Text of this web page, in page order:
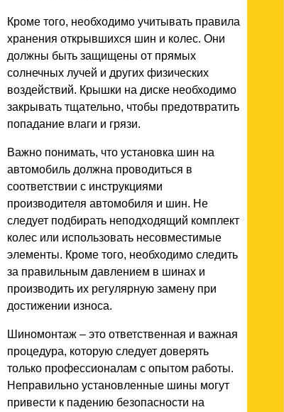
Кроме того, необходимо учитывать правила
хранения открывшихся шин и колес. Они
должны быть защищены от прямых
солнечных лучей и других физических
воздействий. Крышки на диске необходимо
закрывать тщательно, чтобы предотвратить
попадание влаги и грязи.
Важно понимать, что установка шин на
автомобиль должна проводиться в
соответствии с инструкциями
производителя автомобиля и шин. Не
следует подбирать неподходящий комплект
колес или использовать несовместимые
элементы. Кроме того, необходимо следить
за правильным давлением в шинах и
производить их регулярную замену при
достижении износа.
Шиномонтаж – это ответственная и важная
процедура, которую следует доверять
только профессионалам с опытом работы.
Неправильно установленные шины могут
привести к падению безопасности на